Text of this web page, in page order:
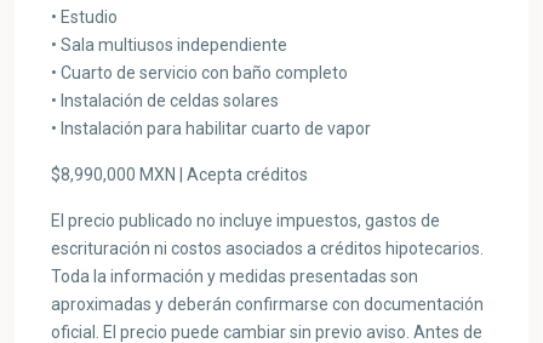
• Estudio
• Sala multiusos independiente
• Cuarto de servicio con baño completo
• Instalación de celdas solares
• Instalación para habilitar cuarto de vapor
$8,990,000 MXN | Acepta créditos
El precio publicado no incluye impuestos, gastos de
escrituración ni costos asociados a créditos hipotecarios.
Toda la información y medidas presentadas son
aproximadas y deberán confirmarse con documentación
oficial. El precio puede cambiar sin previo aviso. Antes de